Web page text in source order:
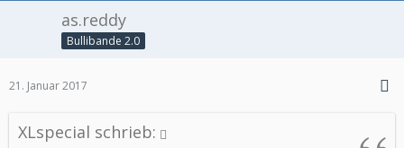
as.reddy
Bullibande 2.0
21. Januar 2017
XLspecial schrieb: